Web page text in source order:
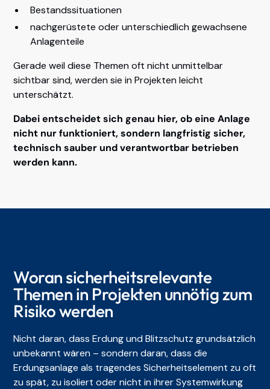
Bestandssituationen
nachgerüstete oder unterschiedlich gewachsene
Anlagenteile
Gerade weil diese Themen oft nicht unmittelbar
sichtbar sind, werden sie in Projekten leicht
unterschätzt.
Dabei entscheidet sich genau hier, ob eine Anlage
nicht nur funktioniert, sondern langfristig sicher,
technisch sauber und verantwortbar betrieben
werden kann.
Woran sicherheitsrelevante
Themen in Projekten unnötig zum
Risiko werden
Nicht daran, dass Erdung und Blitzschutz grundsätzlich
unbekannt wären – sondern daran, dass die
Erdungsanlage als tragendes Sicherheitselement zu oft
zu spät, zu isoliert oder nicht in ihrer Systemwirkung